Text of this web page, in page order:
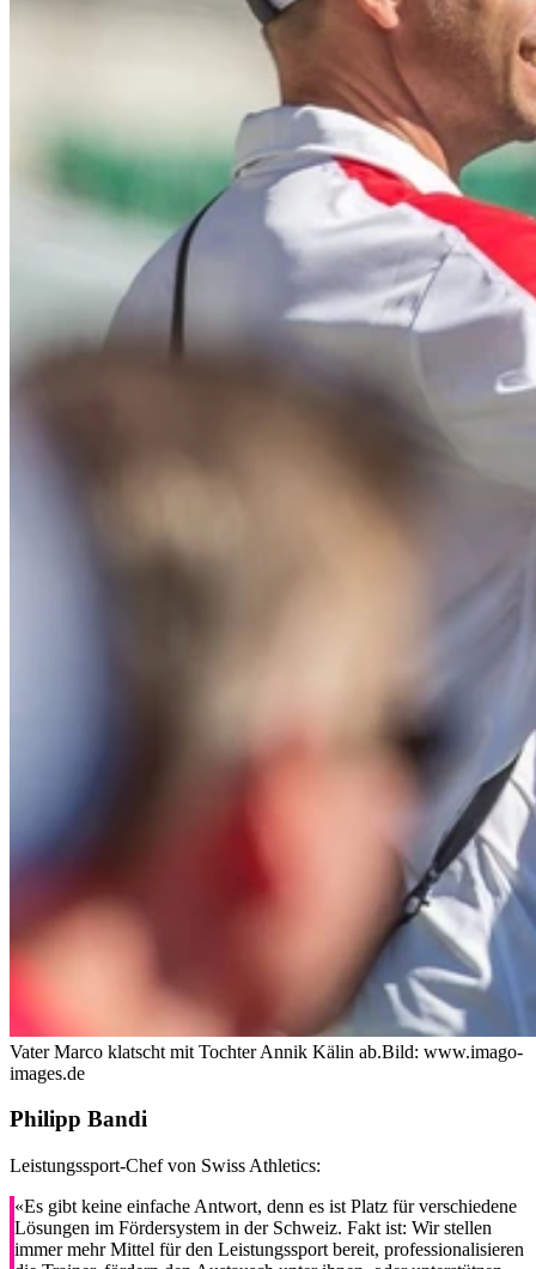
Vater Marco klatscht mit Tochter Annik Kälin ab.Bild: www.imago-
images.de
Philipp Bandi
Leistungssport-Chef von Swiss Athletics:
«Es gibt keine einfache Antwort, denn es ist Platz für verschiedene
Lösungen im Fördersystem in der Schweiz. Fakt ist: Wir stellen
immer mehr Mittel für den Leistungssport bereit, professionalisieren